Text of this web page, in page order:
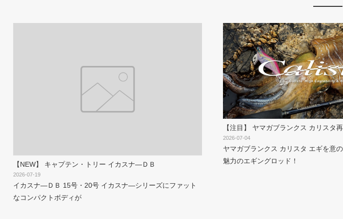
【NEW】 キャプテン・トリー イカスナ―ＤＢ
2026-07-19
イカスナ―ＤＢ 15号・20号 イカスナ―シリーズにファット
なコンパクトボディが
【注目】 ヤマガブランクス カリスタ
2026-07-04
ヤマガブランクス カリスタ エギを意
魅力のエギングロッド！